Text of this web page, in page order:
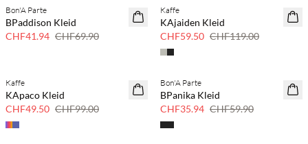
40 % Rabatt
Bon'A Parte
BPaddison Kleid
CHF41.94 CHF69.90
50 % Rabatt
Kaffe
KAjaiden Kleid
CHF59.50 CHF119.00
50 % Rabatt
Kaffe
KApaco Kleid
CHF49.50 CHF99.00
40 % Rabatt
Bon'A Parte
BPanika Kleid
CHF35.94 CHF59.90